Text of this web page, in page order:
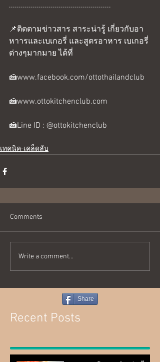
...................................................
📌ติดตามข่าวสาร สาระน่ารู้ เกี่ยวกับอา
หาารและเบเกอรี่ และสูตรอาหาร เบเกอรี่
ต่างๆมากมาย ได้ที่
🍰www.facebook.com/ottothailandclub
🍰www.ottokitchenclub.com
🍰Line ID : @ottokitchenclub
เทคนิค-เคล็ดลับ
Comments
Write a comment...
Share
Recent Posts